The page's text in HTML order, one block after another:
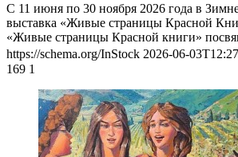
С 11 июня по 30 ноября 2026 года в
выставка «Живые страницы Красной
«Живые страницы Красной книги»
https://schema.org/InStock 2026-06-
169 1